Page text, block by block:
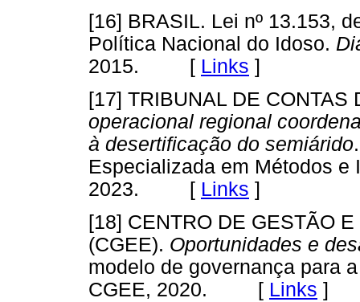
[16] BRASIL. Lei nº 13.153,
Política Nacional do Idoso.
2015. [ Links ]
[17] TRIBUNAL DE
operacional regional
à desertificação do semiárido
Especializada em Métodos e
2023. [ Links ]
[18] CENTRO DE GESTÃO
(CGEE). Oportunidades e
modelo de governança para
CGEE, 2020. [ Links ]